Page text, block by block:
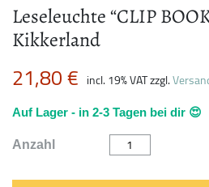
Leseleuchte “CLIP
Kikkerland
21,80€ incl. 19% VATzzgl.
Auf Lager - in 2-3 Tagen bei dir 😍
Anzahl
Leseleuchte
"CLIP
LIGHT"